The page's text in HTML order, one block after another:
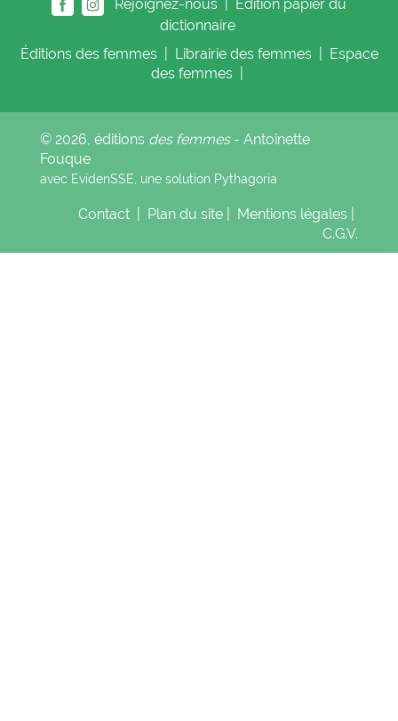
Rejoignez-nous |
Édition papier du
dictionnaire
Éditions des femmes Librairie des femmes
Espace
des femmes
© 2026, éditions des femmes- Antoinette
Fouque
avec EvidenSSE, une solution Pythagoria
Contact Plan du site Mentions légales
C.G.V.